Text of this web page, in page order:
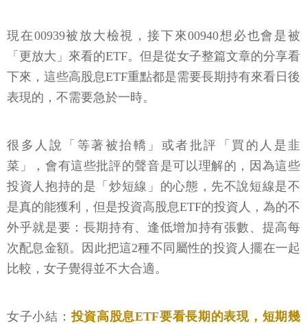
現在00939被放大檢視，接下來00940想必也會是被
「更放大」來看的ETF。但是從女子整篇文章的分享看
下來，這些高股息ETF重點都是需要長期持有來看日後
表現的，不需要急於一時。
很多人說「等著被抬轎」或者批評「買的人是韭
菜」，會有這些批評的聲音是可以理解的，因為這些
投資人抱持的是「炒短線」的心態，先不說短線是不
是真的能獲利，但是投資高股息ETF的投資人，為的不
外乎就是要：長期持有、逢低增加持有張數、提高每
次配息金額。因此把這2種不同屬性的投資人擺在一起
比較，女子覺得並不大合適。
女子小結：投資高股息ETF要看長期的表現，短期幾